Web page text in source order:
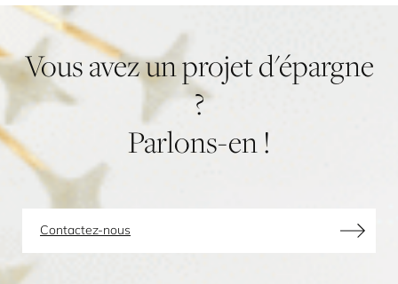
Vousavezunprojetd'épargne
?
Parlons-en!
Contactez-nous